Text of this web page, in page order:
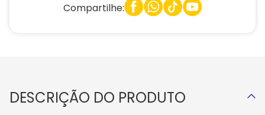
Compartilhe:
DESCRIÇÃO DO PRODUTO